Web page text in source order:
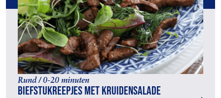
Rund / 0-20 minuten
Biefstukreepjes met kruidensalade